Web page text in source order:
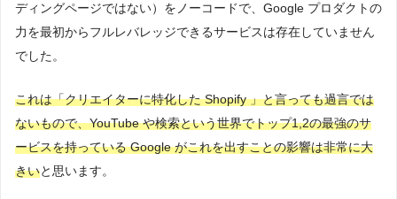
ディングページではない）をノーコードで、Google プロダクトの
力を最初からフルレバレッジできるサービスは存在していません
でした。
これは「クリエイターに特化した Shopify 」と言っても過言では
ないもので、YouTube や検索という世界でトップ1,2の最強のサ
ービスを持っている Google がこれを出すことの影響は非常に大
きいと思います。